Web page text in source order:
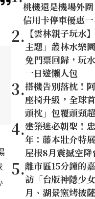
桃機還是機場外
信用卡停車優惠一
2. 【雲林親子玩水
主題」叢林水樂
免門票回歸，玩
一日遊懶人包
3.搭機告別落枕！
座椅升級，全球
頭枕」包覆頭頸
4.建築迷必朝聖！
年：藤本壯介特
屋根8月震撼空降
5.離市區15分鐘的
訪「台版神隱少
月、湖景窯烤披